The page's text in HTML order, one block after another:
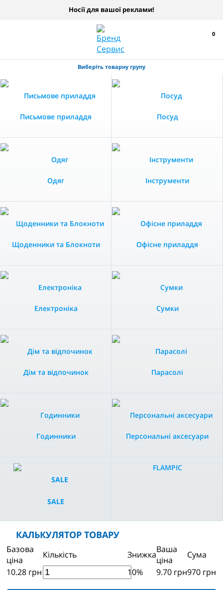
Носії для вашої реклами!
0
Виберіть товарну групу
Письмове приладдя Посуд
Одяг Інструменти
Щоденники та Блокноти Офісне приладдя
Електроніка Сумки
Дім та відпочинок Парасолі
Годинники Персональні аксесуари
SALE
FLAMPIC
КАЛЬКУЛЯТОР ТОВАРУ
Базова
ціна
Кількість ЗнижкаВаша
ціна
Сума
10.28 грн 10% 9.70 грн970 грн